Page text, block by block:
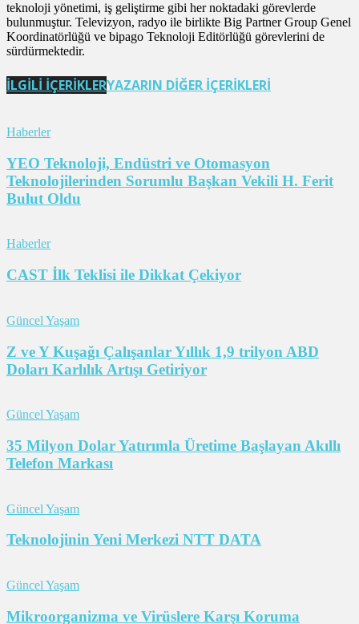
teknoloji yönetimi, iş geliştirme gibi her noktadaki görevlerde
bulunmuştur. Televizyon, radyo ile birlikte Big Partner Group Genel
Koordinatörlüğü ve bipago Teknoloji Editörlüğü görevlerini de
sürdürmektedir.
İLGİLİ İÇERİKLERYAZARIN DİĞER İÇERİKLERİ
Haberler
YEO Teknoloji, Endüstri ve Otomasyon
Teknolojilerinden Sorumlu Başkan Vekili H. Ferit
Bulut Oldu
Haberler
CAST İlk Teklisi ile Dikkat Çekiyor
Güncel Yaşam
Z ve Y Kuşağı Çalışanlar Yıllık 1,9 trilyon ABD
Doları Karlılık Artışı Getiriyor
Güncel Yaşam
35 Milyon Dolar Yatırımla Üretime Başlayan Akıllı
Telefon Markası
Güncel Yaşam
Teknolojinin Yeni Merkezi NTT DATA
Güncel Yaşam
Mikroorganizma ve Virüslere Karşı Koruma